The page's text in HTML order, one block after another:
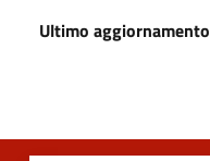
Ultimo aggiornamento